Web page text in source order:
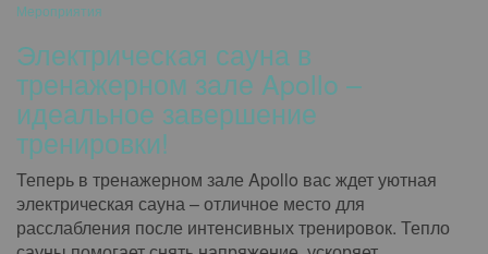
Мероприятия
Электрическая сауна в
тренажерном зале Apollo –
идеальное завершение
тренировки!
Теперь в тренажерном зале Apollo вас ждет уютная
электрическая сауна – отличное место для
расслабления после интенсивных тренировок. Тепло